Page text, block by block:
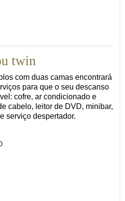
twin
com duas camas encontrará
para que o seu descanso
cofre, ar condicionado e
cabelo, leitor de DVD, minibar,
serviço despertador.